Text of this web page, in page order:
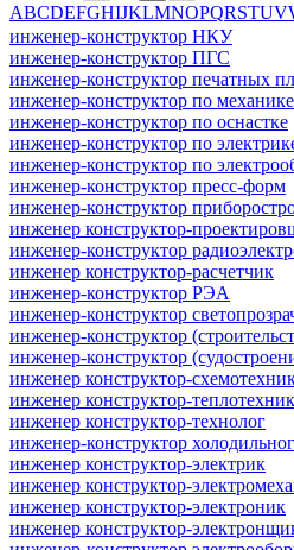
ABCDEFGHIJKLMNOPQRSTUV
инженер-конструктор НКУ
инженер-конструктор ПГС
инженер-конструктор печатных
инженер-конструктор по механике
инженер-конструктор по оснастке
инженер-конструктор по
инженер-конструктор по
инженер-конструктор пресс-форм
инженер-конструктор
инженер конструктор-
инженер-конструктор
инженер конструктор-расчетчик
инженер-конструктор РЭА
инженер-конструктор
инженер-конструктор
инженер-конструктор
инженер конструктор-
инженер конструктор-теплотехник
инженер конструктор-технолог
инженер-конструктор
инженер конструктор-электрик
инженер конструктор-
инженер конструктор-электроник
инженер конструктор-